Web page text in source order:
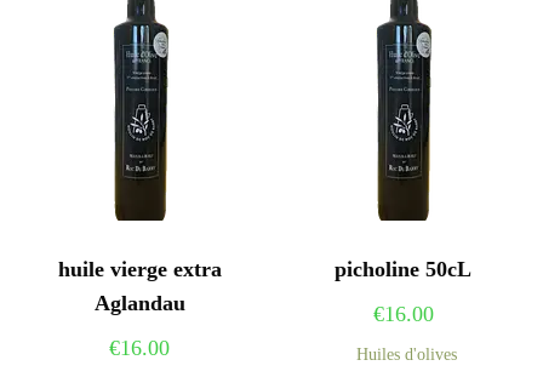
huile vierge extra
Aglandau
€16.00
picholine 50cL
€16.00
Huiles d'olives